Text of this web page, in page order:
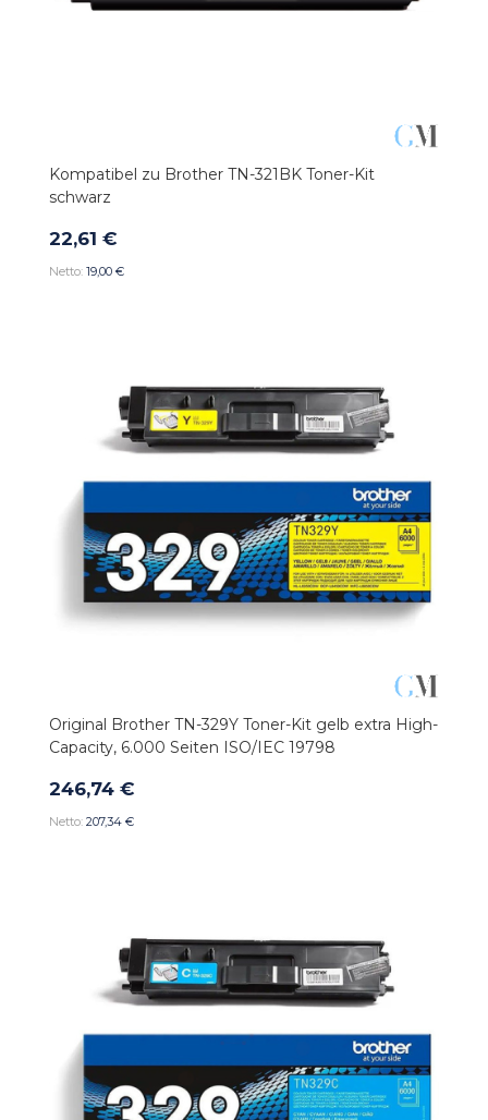
Kompatibel zu Brother TN-321BK Toner-Kit
schwarz
22,61 €
19,00 €
Original Brother TN-329Y Toner-Kit gelb extra High-
Capacity, 6.000 Seiten ISO/IEC 19798
246,74 €
207,34 €